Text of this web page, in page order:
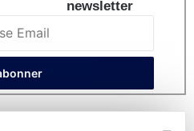
newsletter